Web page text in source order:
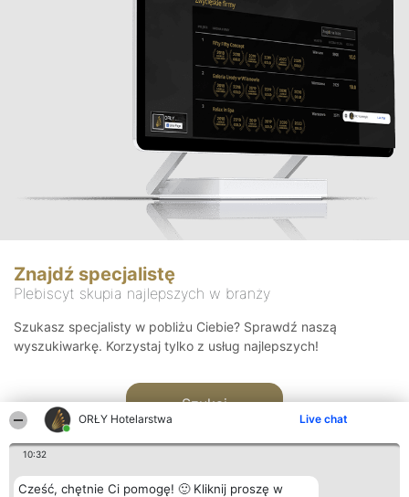
ORŁY Hotelarstwa Live chat
10:32
Cześć, chętnie Ci pomogę! 🙂 Kliknij proszę w
Znajdź specjalistę
Plebiscyt skupia najlepszych w branży
Szukasz specjalisty w pobliżu Ciebie? Sprawdź naszą
wyszukiwarkę. Korzystaj tylko z usług najlepszych!
Szukaj